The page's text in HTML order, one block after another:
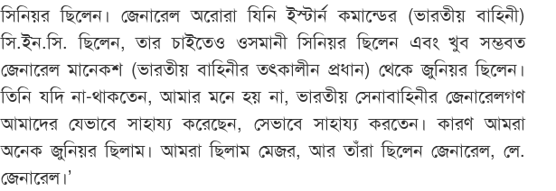
সিনিয়র ছিলেন। জেনারেল অরোরা যিনি ইস্টার্ন কমান্ডের (ভারতীয় বাহিনী)
সি.ইন.সি. ছিলেন, তার চাইতেও ওসমানী সিনিয়র ছিলেন এবং খুব সম্ভবত
জেনারেল মানেকশ (ভারতীয় বাহিনীর তৎকালীন প্রধান) থেকে জুনিয়র ছিলেন।
তিনি যদি না-থাকতেন, আমার মনে হয় না, ভারতীয় সেনাবাহিনীর জেনারেলগণ
আমাদের যেভাবে সাহায্য করেছেন, সেভাবে সাহায্য করতেন। কারণ আমরা
অনেক জুনিয়র ছিলাম। আমরা ছিলাম মেজর, আর তাঁরা ছিলেন জেনারেল, লে.
জেনারেল।’